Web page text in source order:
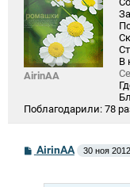
AirinAA
В
Поблагодарили: 78
С
AirinAA 30 ноя